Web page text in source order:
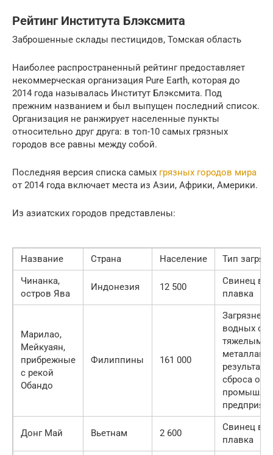
Рейтинг Института Блэксмита
Заброшенные склады пестицидов, Томская область
Наиболее распространенный рейтинг предоставляет
некоммерческая организация Pure Earth, которая до
2014 года называлась Институт Блэксмита. Под
прежним названием и был выпущен последний список.
Организация не ранжирует населенные пункты
относительно друг друга: в топ-10 самых грязных
городов все равны между собой.
Последняя версия списка самых грязных городов мира
от 2014 года включает места из Азии, Африки, Америки.
Из азиатских городов представлены:
Название Страна Население
Тип
Чинанка,
остров Ява
Индонезия 12 500
Свинец в
плавка
Марилао,
Мейкуаян,
прибрежные
с рекой
Обандо
Филиппины 161 000
водных
тяжелыми
металлами
результате
сброса
Донг Май Вьетнам 2 600
Свинец в
плавка